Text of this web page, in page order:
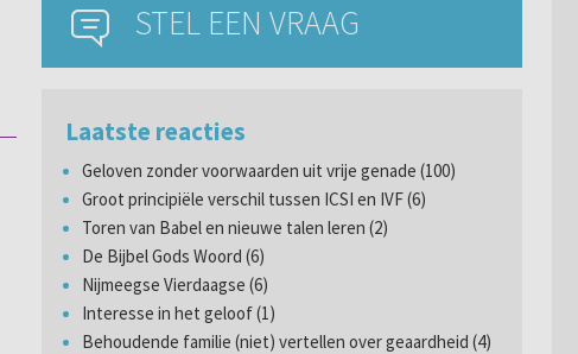
STEL EEN VRAAG
Laatste reacties
Geloven zonder voorwaarden uit vrije genade (100)
Groot principiële verschil tussen ICSI en IVF (6)
Toren van Babel en nieuwe talen leren (2)
De Bijbel Gods Woord (6)
Nijmeegse Vierdaagse (6)
Interesse in het geloof (1)
Behoudende familie (niet) vertellen over geaardheid (4)